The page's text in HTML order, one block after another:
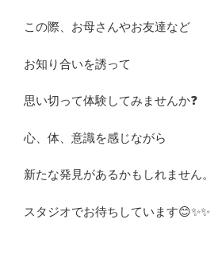
この際、お母さんやお友達など
お知り合いを誘って
思い切って体験してみませんか❓
心、体、意識を感じながら
新たな発見があるかもしれません。
スタジオでお待ちしています😊✨✨